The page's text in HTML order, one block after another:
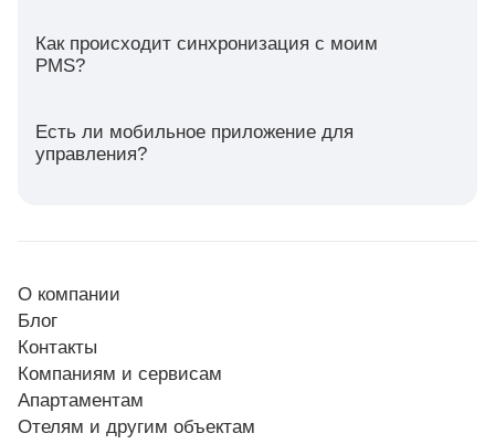
Как происходит синхронизация с моим
PMS?
Есть ли мобильное приложение для
управления?
О компании
Блог
Контакты
Компаниям и сервисам
Апартаментам
Отелям и другим объектам